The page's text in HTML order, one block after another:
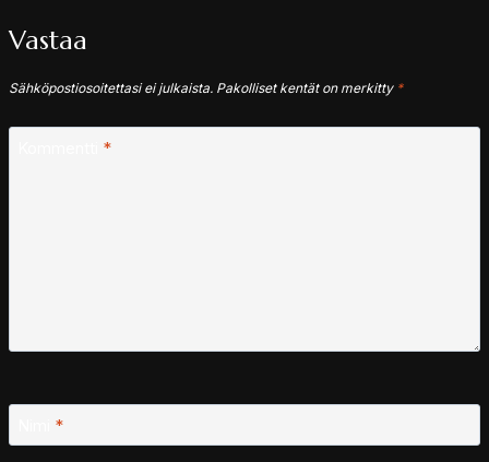
Vastaa
Sähköpostiosoitettasi ei julkaista. Pakolliset kentät on merkitty *
*
*